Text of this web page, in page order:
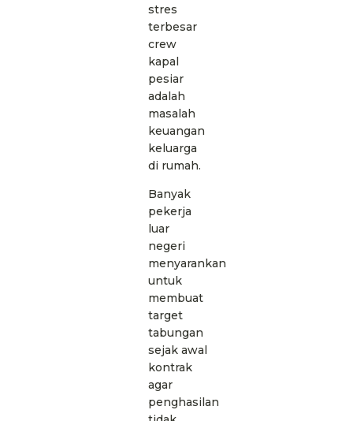
stres
terbesar
crew
kapal
pesiar
adalah
masalah
keuangan
keluarga
di rumah.
Banyak
pekerja
luar
negeri
menyarankan
untuk
membuat
target
tabungan
sejak awal
kontrak
agar
penghasilan